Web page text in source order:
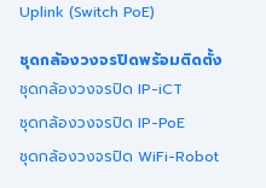
Uplink (Switch PoE)
ชุดกล้องวงจรปิดพร้อมติดตั้ง
ชุดกล้องวงจรปิด IP-iCT
ชุดกล้องวงจรปิด IP-PoE
ชุดกล้องวงจรปิด WiFi-Robot